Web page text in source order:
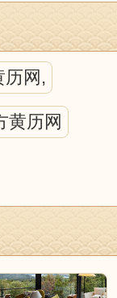
历网,
黄历网